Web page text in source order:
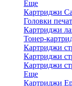
Еще
Картриджи
Головки
Картриджи
Тонер-
Картриджи
Картриджи
Картриджи
Еще
Картриджи